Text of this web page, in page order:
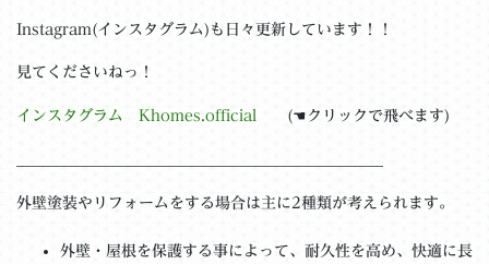
Instagram(インスタグラム)も日々更新しています！！
見てくださいねっ！
インスタグラム Khomes.official (☚クリックで飛べます)
外壁塗装やリフォームをする場合は主に2種類が考えられます。
外壁・屋根を保護する事によって、耐久性を高め、快適に長